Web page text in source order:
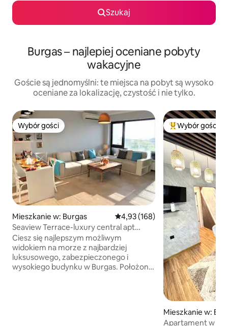
Szukaj
Burgas – najlepiej oceniane pobyty
wakacyjne
Goście są jednomyślni: te miejsca na pobyt są wysoko
oceniane za lokalizację, czystość i nie tylko.
Wybór gości
Wybór gości
Mieszkanie w: Burgas Średnia ocena: 4,93 na 5, liczba
4,93 (168)
Seaview Terrace-luxury central apt
200m from beach
Ciesz się najlepszym możliwym
widokiem na morze z najbardziej
luksusowego, zabezpieczonego i
wysokiego budynku w Burgas. Położony
Wybór gości
Mieszkanie w:
Apartament w